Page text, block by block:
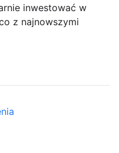
inwestować w
z najnowszymi